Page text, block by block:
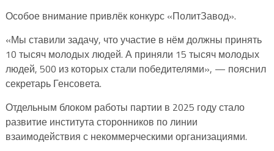
Особое внимание привлёк конкурс «ПолитЗавод».
«Мы ставили задачу, что участие в нём должны принять
10 тысяч молодых людей. А приняли 15 тысяч молодых
людей, 500 из которых стали победителями», — пояснил
секретарь Генсовета.
Отдельным блоком работы партии в 2025 году стало
развитие института сторонников по линии
взаимодействия с некоммерческими организациями.